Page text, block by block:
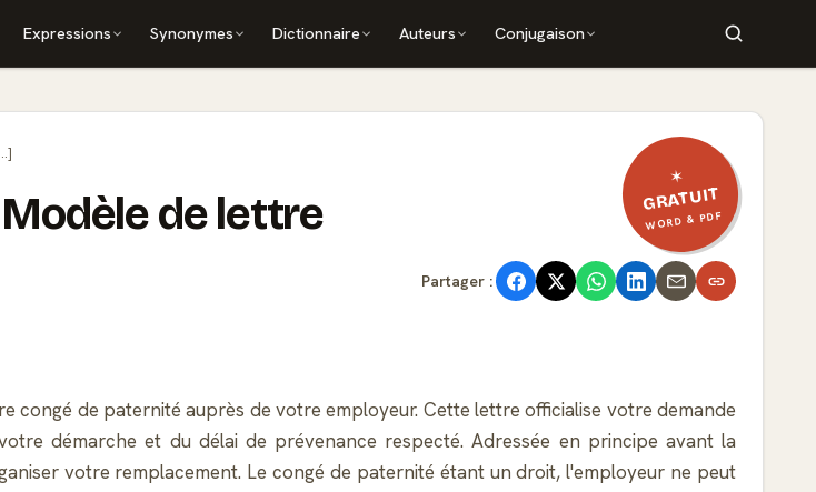
Expressions Synonymes Dictionnaire Auteurs Conjugaison
✶
GRATUIT
WORD & PDF
de lettre
Partager :
congé de paternité auprès de votre employeur. Cette lettre officialise votre demande
démarche et du délai de prévenance respecté. Adressée en principe avant la
votre remplacement. Le congé de paternité étant un droit, l'employeur ne peut